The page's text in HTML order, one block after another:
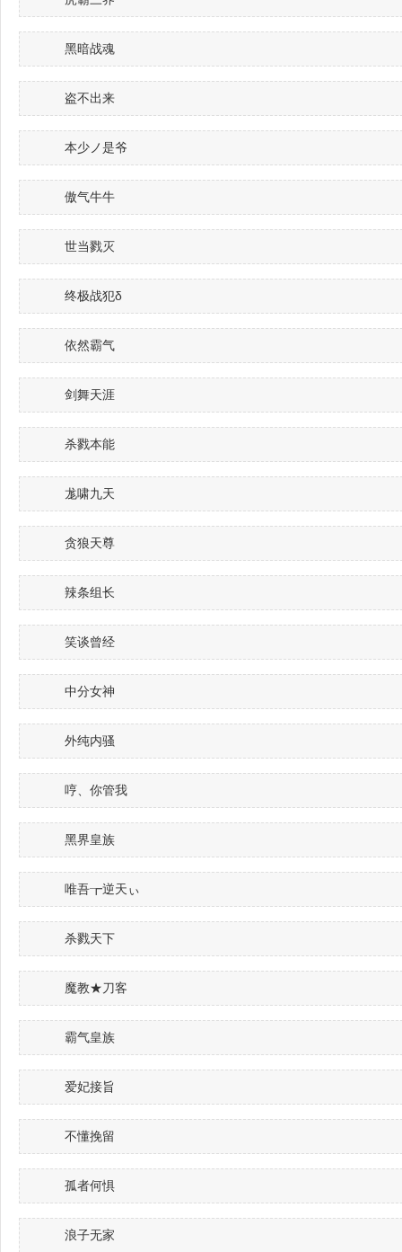
黑暗战魂
盗不出来
本少ノ是爷
傲气牛牛
世当戮灭
终极战犯δ
依然霸气
剑舞天涯
杀戮本能
尨啸九天
贪狼天尊
辣条组长
笑谈曾经
中分女神
外纯内骚
哼、你管我
黑界皇族
唯吾┲逆天ぃ
杀戮天下
魔教★刀客
霸气皇族
爱妃接旨
不懂挽留
孤者何惧
浪子无家